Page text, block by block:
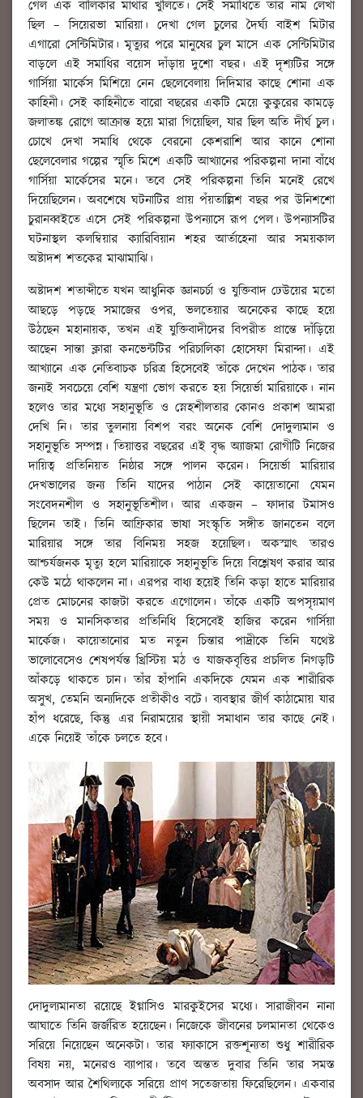
গেল এক বালিকার মাথার খুলিতে। সেই সমাধিতে তার নাম লেখা
ছিল – সিয়েরভা মারিয়া। দেখা গেল চুলের দৈর্ঘ্য বাইশ মিটার
এগারো সেন্টিমিটার। মৃত্যুর পরে মানুষের চুল মাসে এক সেন্টিমিটার
বাড়লে এই সমাধির বয়েস দাঁড়ায় দুশো বছর। এই দৃশ্যটির সঙ্গে
গার্সিয়া মার্কেস মিশিয়ে নেন ছেলেবেলায় দিদিমার কাছে শোনা এক
কাহিনী। সেই কাহিনীতে বারো বছরের একটি মেয়ে কুকুরের কামড়ে
জলাতঙ্ক রোগে আক্রান্ত হয়ে মারা গিয়েছিল, যার ছিল অতি দীর্ঘ চুল।
চোখে দেখা সমাধি থেকে বেরনো কেশরাশি আর কানে শোনা
ছেলেবেলার গল্পের স্মৃতি মিশে একটি আখ্যানের পরিকল্পনা দানা বাঁধে
গার্সিয়া মার্কেসের মনে। তবে সেই পরিকল্পনা তিনি মনেই রেখে
দিয়েছিলেন। অবশেষে ঘটনাটির প্রায় পঁয়তাল্লিশ বছর পর উনিশশো
চুরানব্বইতে এসে সেই পরিকল্পনা উপন্যাসে রূপ পেল। উপন্যাসটির
ঘটনাস্থল কলম্বিয়ার ক্যারিবিয়ান শহর আর্তাহেনা আর সময়কাল
অষ্টাদশ শতকের মাঝামাঝি।
অষ্টাদশ শতাব্দীতে যখন আধুনিক জ্ঞানচর্চা ও যুক্তিবাদ ঢেউয়ের মতো
আছড়ে পড়ছে সমাজের ওপর, ভলতেয়ার অনেকের কাছে হয়ে
উঠছেন মহানায়ক, তখন এই যুক্তিবাদীদের বিপরীত প্রান্তে দাঁড়িয়ে
আছেন সান্তা ক্লারা কনভেন্টটির পরিচালিকা হোসেফা মিরান্দা। এই
আখ্যানে এক নেতিবাচক চরিত্র হিসেবেই তাঁকে দেখেন পাঠক। তার
জন্যই সবচেয়ে বেশি যন্ত্রণা ভোগ করতে হয় সিয়ের্ভা মারিয়াকে। নান
হলেও তার মধ্যে সহানুভূতি ও স্নেহশীলতার কোনও প্রকাশ আমরা
দেখি নি। তার তুলনায় বিশপ বরং অনেক বেশি দোদুল্যমান ও
সহানুভূতি সম্পন্ন। তিয়াত্তর বছরের এই বৃদ্ধ অ্যাজমা রোগীটি নিজের
দায়িত্ব প্রতিনিয়ত নিষ্ঠার সঙ্গে পালন করেন। সিয়ের্ভা মারিয়ার
দেখভালের জন্য তিনি যাদের পাঠান সেই কায়েতানো যেমন
সংবেদনশীল ও সহানুভূতিশীল। আর একজন – ফাদার টমাসও
ছিলেন তাই। তিনি আফ্রিকার ভাষা সংস্কৃতি সঙ্গীত জানতেন বলে
মারিয়ার সঙ্গে তার বিনিময় সহজ হয়েছিল। অকস্মাৎ তারও
আশ্চর্যজনক মৃত্যু হলে মারিয়াকে সহানুভূতি দিয়ে বিশ্লেষণ করার আর
কেউ মঠে থাকলেন না। এরপর বাধ্য হয়েই তিনি কড়া হাতে মারিয়ার
প্রেত মোচনের কাজটা করতে এগোলেন। তাঁকে একটি অপসৃয়মাণ
সময় ও মানসিকতার প্রতিনিধি হিসেবেই হাজির করেন গার্সিয়া
মার্কেজ। কায়েতানোর মত নতুন চিন্তার পাদ্রীকে তিনি যথেষ্ট
ভালোবেসেও শেষপর্যন্ত খ্রিস্টিয় মঠ ও যাজকবৃত্তির প্রচলিত নিগড়টি
আঁকড়ে থাকতে চান। তাঁর হাঁপানি একদিকে যেমন এক শারীরিক
অসুখ, তেমনি অন্যদিকে প্রতীকীও বটে। ব্যবস্থার জীর্ণ কাঠামোয় যার
হাঁপ ধরেছে, কিন্তু এর নিরাময়ের স্থায়ী সমাধান তার কাছে নেই।
একে নিয়েই তাঁকে চলতে হবে।
দোদুল্যমানতা রয়েছে ইগ্নাসিও মারকুইসের মধ্যে। সারাজীবন নানা
আঘাতে তিনি জর্জরিত হয়েছেন। নিজেকে জীবনের চলমানতা থেকেও
সরিয়ে নিয়েছেন অনেকটা। তার ফ্যাকাসে রক্তশূন্যতা শুধু শারীরিক
বিষয় নয়, মনেরও ব্যাপার। তবে অন্তত দুবার তিনি তার সমস্ত
অবসাদ আর শৈথিল্যকে সরিয়ে প্রাণ সতেজতায় ফিরেছিলেন। একবার